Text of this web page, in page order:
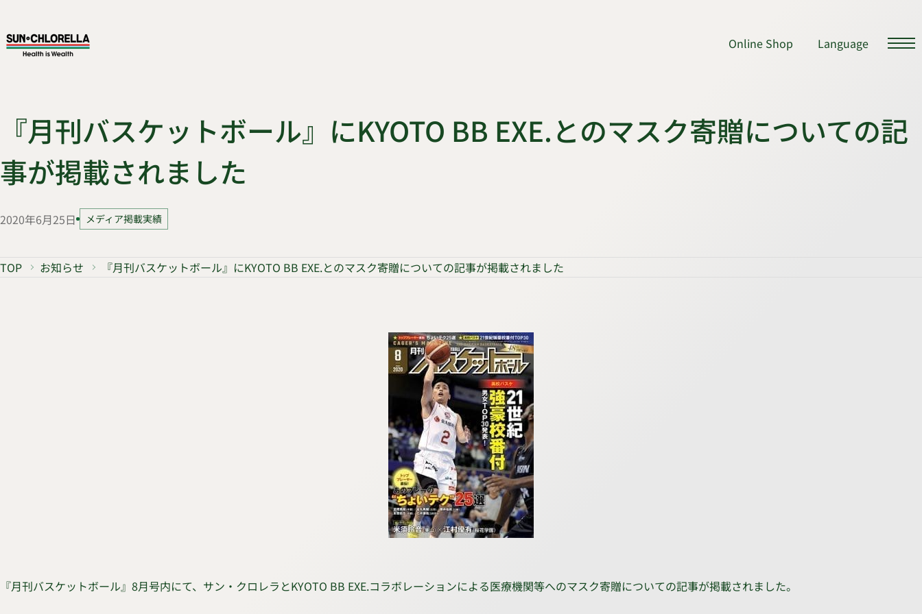
Online Shop Language
『月刊バスケットボール』にKYOTO BB EXE.とのマスク寄贈についての記
事が掲載されました
2020年6月25日 メディア掲載実績
TOP お知らせ 『月刊バスケットボール』にKYOTO BB EXE.とのマスク寄贈についての記事が掲載されました
『月刊バスケットボール』8月号内にて、サン・クロレラとKYOTO BB EXE.コラボレーションによる医療機関等へのマスク寄贈についての記事が掲載されました。